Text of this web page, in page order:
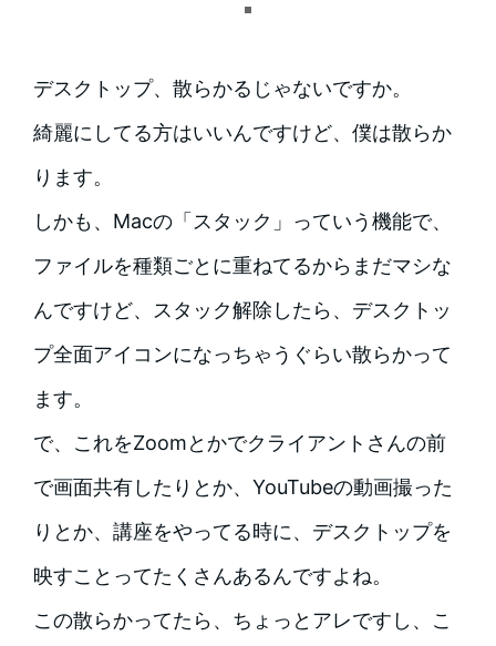
デスクトップ、散らかるじゃないですか。
綺麗にしてる方はいいんですけど、僕は散らか
ります。
しかも、Macの「スタック」っていう機能で、
ファイルを種類ごとに重ねてるからまだマシな
んですけど、スタック解除したら、デスクトッ
プ全面アイコンになっちゃうぐらい散らかって
ます。
で、これをZoomとかでクライアントさんの前
で画面共有したりとか、YouTubeの動画撮った
りとか、講座をやってる時に、デスクトップを
映すことってたくさんあるんですよね。
この散らかってたら、ちょっとアレですし、こ